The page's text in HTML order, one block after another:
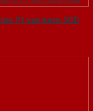
P1 van kem-SGD